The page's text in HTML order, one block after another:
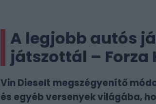
A legjobb autós
játszottál – Forza
Vin Dieselt megszégyenítő
és egyéb versenyek világába,